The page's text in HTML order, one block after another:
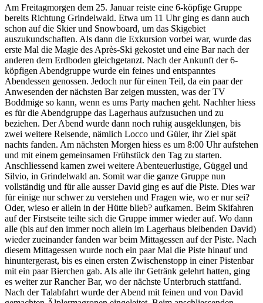
Am Freitagmorgen dem 25. Januar reiste eine 6-köpfige Gruppe
bereits Richtung Grindelwald. Etwa um 11 Uhr ging es dann auch
schon auf die Skier und Snowboard, um das Skigebiet
auszukundschaften. Als dann die Exkursion vorbei war, wurde das
erste Mal die Magie des Après-Ski gekostet und eine Bar nach der
anderen dem Erdboden gleichgetanzt. Nach der Ankunft der 6-
köpfigen Abendgruppe wurde ein feines und entspanntes
Abendessen genossen. Jedoch nur für einen Teil, da ein paar der
Anwesenden der nächsten Bar zeigen mussten, was der TV
Boddmige so kann, wenn es ums Party machen geht. Nachher hiess
es für die Abendgruppe das Lagerhaus aufzusuchen und zu
beziehen. Der Abend wurde dann noch ruhig ausgeklungen, bis
zwei weitere Reisende, nämlich Locco und Güler, ihr Ziel spät
nachts fanden. Am nächsten Morgen hiess es um 8:00 Uhr aufstehen
und mit einem gemeinsamen Frühstück den Tag zu starten.
Anschliessend kamen zwei weitere Abenteuerlustige, Güggel und
Silvio, in Grindelwald an. Somit war die ganze Gruppe nun
vollständig und für alle ausser David ging es auf die Piste. Dies war
für einige nur schwer zu verstehen und Fragen wie, wo er nur sei?
Oder, wieso er allein in der Hütte blieb? aufkamen. Beim Skifahren
auf der Firstseite teilte sich die Gruppe immer wieder auf. Wo dann
alle (bis auf den immer noch allein im Lagerhaus bleibenden David)
wieder zueinander fanden war beim Mittagessen auf der Piste. Nach
diesem Mittagessen wurde noch ein paar Mal die Piste hinauf und
hinuntergerast, bis es einen ersten Zwischenstopp in einer Pistenbar
mit ein paar Bierchen gab. Als alle ihr Getränk gelehrt hatten, ging
es weiter zur Rancher Bar, wo der nächste Unterbruch stattfand.
Nach der Talabfahrt wurde der Abend mit feinen und von David